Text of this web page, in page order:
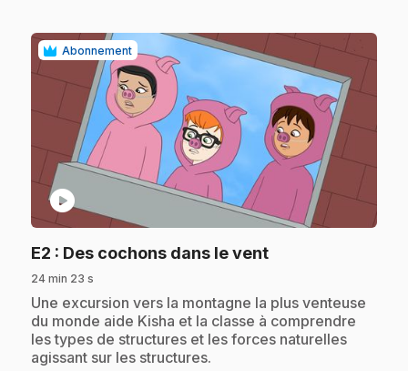
Abonnement
play_circle
E2 : Des cochons dans le vent.
24 min 23 s
.Une excursion vers la montagne la plus venteuse
du monde aide Kisha et la classe à comprendre
les types de structures et les forces naturelles
agissant sur les structures.